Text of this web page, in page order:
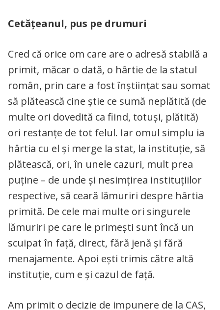
Cetățeanul, pus pe drumuri
Cred că orice om care are o adresă stabilă a
primit, măcar o dată, o hârtie de la statul
român, prin care a fost înștiințat sau somat
să plătească cine știe ce sumă neplătită (de
multe ori dovedită ca fiind, totuși, plătită)
ori restanțe de tot felul. Iar omul simplu ia
hârtia cu el și merge la stat, la instituție, să
plătească, ori, în unele cazuri, mult prea
puține – de unde și nesimțirea instituțiilor
respective, să ceară lămuriri despre hârtia
primită. De cele mai multe ori singurele
lămuriri pe care le primești sunt încă un
scuipat în față, direct, fără jenă și fără
menajamente. Apoi ești trimis către altă
instituție, cum e și cazul de față.
Am primit o decizie de impunere de la CAS,